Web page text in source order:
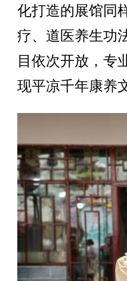
化打造的展馆同
疗、道医养生功
目依次开放，专
现平凉千年康养